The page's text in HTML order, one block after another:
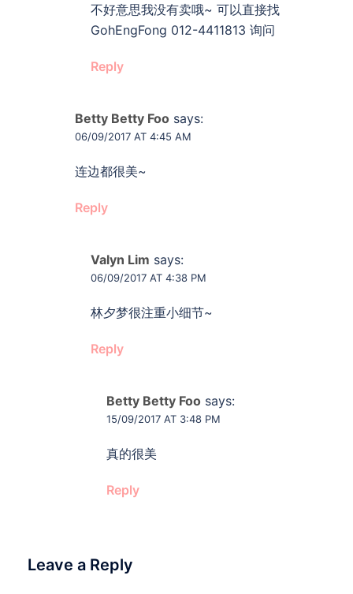
不好意思我没有卖哦~ 可以直接找
GohEngFong 012-4411813 询问
Reply
Betty Betty Foo says:
06/09/2017 AT 4:45 AM
连边都很美~
Reply
Valyn Lim says:
06/09/2017 AT 4:38 PM
林夕梦很注重小细节~
Reply
Betty Betty Foo says:
15/09/2017 AT 3:48 PM
真的很美
Reply
Leave a Reply